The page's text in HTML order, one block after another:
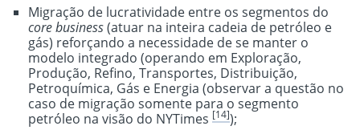
Migração de lucratividade entre os segmentos do
core business(atuar na inteira cadeia de petróleo e
gás) reforçando a necessidade de se manter o
modelo integrado (operando em Exploração,
Produção, Refino, Transportes, Distribuição,
Petroquímica, Gás e Energia (observar a questão no
caso de migração somente para o segmento
petróleo na visão do NYTimes [14]);